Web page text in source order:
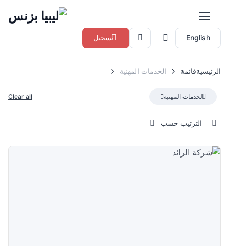
English تسجيل
الرئيسيةقائمة الخدمات المهنية
الخدمات المهنية Clear all
الترتيب حسب